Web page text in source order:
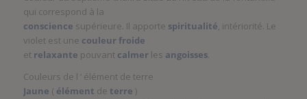
qui correspond à la
conscience supérieure. Il apporte spiritualité, intériorité. Le
violet est une couleur froide
et relaxante pouvant calmerles angoisses.
Couleurs de l ‘ élément de terre
Jaune ( élément de terre )